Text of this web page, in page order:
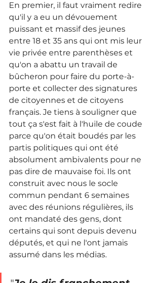
En premier, il faut vraiment redire
qu'il y a eu un dévouement
puissant et massif des jeunes
entre 18 et 35 ans qui ont mis leur
vie privée entre parenthèses et
qu'on a abattu un travail de
bûcheron pour faire du porte-à-
porte et collecter des signatures
de citoyennes et de citoyens
français. Je tiens à souligner que
tout ça s'est fait à l'huile de coude
parce qu'on était boudés par les
partis politiques qui ont été
absolument ambivalents pour ne
pas dire de mauvaise foi. Ils ont
construit avec nous le socle
commun pendant 6 semaines
avec des réunions régulières, ils
ont mandaté des gens, dont
certains qui sont depuis devenu
députés, et qui ne l'ont jamais
assumé dans les médias.